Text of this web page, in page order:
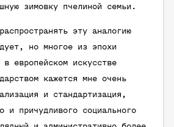
зимовку пчелиной семьи.
эту аналогию
но многое из эпохи
в европейском искусстве
кажется мне очень
и стандартизация,
и причудливого социального